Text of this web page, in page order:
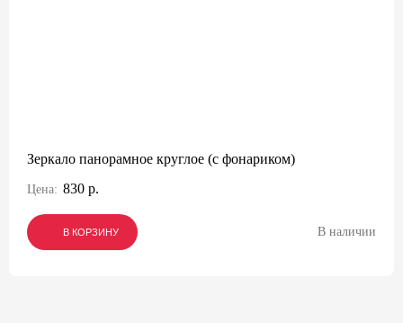
Зеркало панорамное круглое (с фонариком)
Цена: 830 р.
В КОРЗИНУ
В КОРЗИНУ
В КОРЗИНУ В наличии